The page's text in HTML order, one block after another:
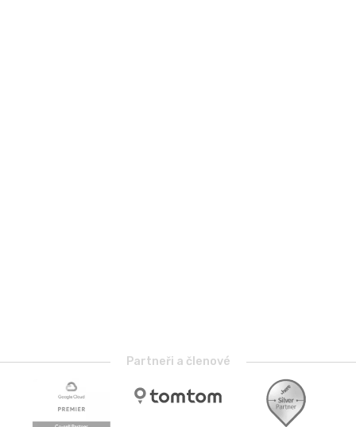
Partneři a členové